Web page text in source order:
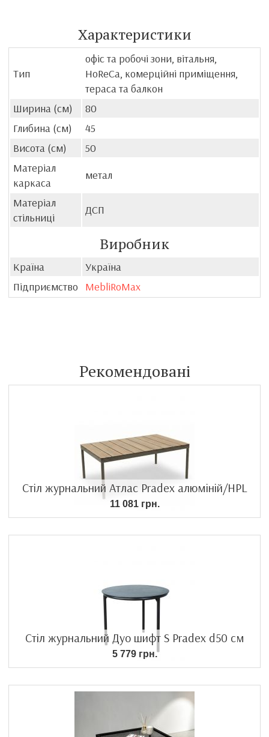
Характеристики
Тип
офіс та робочі зони, вітальня,
HoReCa, комерційні приміщення,
тераса та балкон
Ширина (см)
80
Глибина (см)
45
Висота (см)
50
Матеріал
каркаса
метал
Матеріал
стільниці
ДСП
Виробник
Країна
Україна
Підприємство
MebliRoMax
Рекомендовані
Стіл журнальний Атлас Pradex алюміній/HPL
11 081 грн.
Стіл журнальний Дуо шифт S Pradex d50 см
5 779 грн.